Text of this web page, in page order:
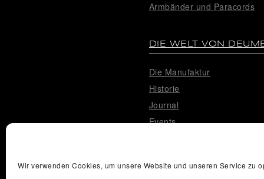
Wir verwenden Cookies, um unsere Website und unseren Service zu
Armbänder und Paracords
DIE WELT VON
Die Manufaktur
Historie
Journal
Events